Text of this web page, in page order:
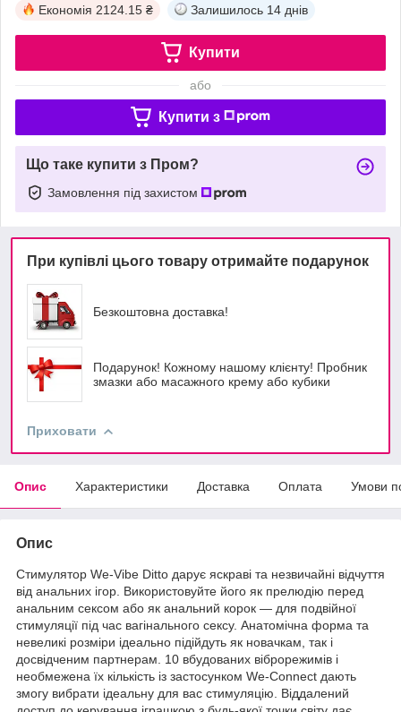
Економія 2124.15 ₴ Залишилось 14 днів
Купити
або
Купити з
Що таке купити з Пром?
Замовлення під захистом
При купівлі цього товару отримайте подарунок
Безкоштовна доставка!
Подарунок! Кожному нашому клієнту! Пробник
змазки або масажного крему або кубики
Приховати
Опис Характеристики Доставка Оплата Умови
Опис
Стимулятор We-Vibe Ditto дарує яскраві та незвичайні відчуття
від анальних ігор. Використовуйте його як прелюдію перед
анальним сексом або як анальний корок — для подвійної
стимуляції під час вагінального сексу. Анатомічна форма та
невеликі розміри ідеально підійдуть як новачкам, так і
досвідченим партнерам. 10 вбудованих віброрежимів і
необмежена їх кількість із застосунком We-Connect дають
змогу вибрати ідеальну для вас стимуляцію. Віддалений